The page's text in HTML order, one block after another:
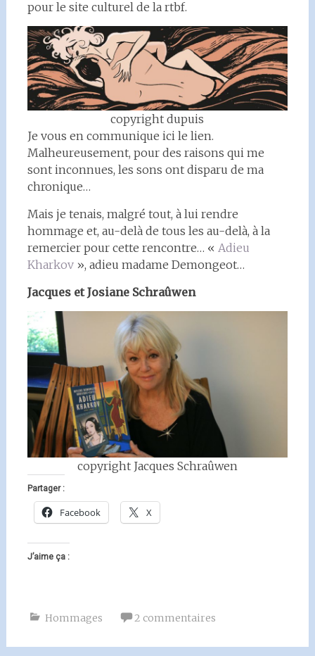
pour le site culturel de la rtbf.
copyright dupuis
Je vous en communique ici le lien.
Malheureusement, pour des raisons qui me
sont inconnues, les sons ont disparu de ma
chronique…
Mais je tenais, malgré tout, à lui rendre
hommage et, au-delà de tous les au-delà, à la
remercier pour cette rencontre… « Adieu
Kharkov », adieu madame Demongeot…
Jacques et Josiane Schraûwen
copyright Jacques Schraûwen
Partager :
Facebook X
J’aime ça :
Hommages 2 commentaires